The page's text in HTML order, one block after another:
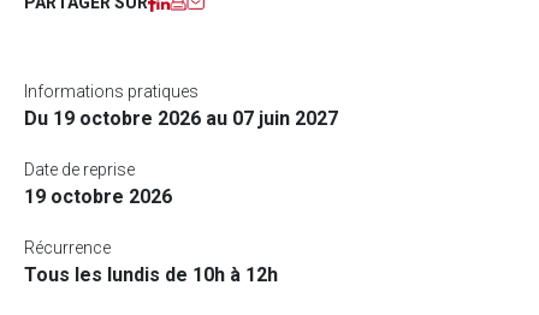
Informations pratiques
Du 19 octobre 2026 au 07 juin 2027
Date de reprise
19 octobre 2026
Récurrence
Tous les lundis de 10h à 12h